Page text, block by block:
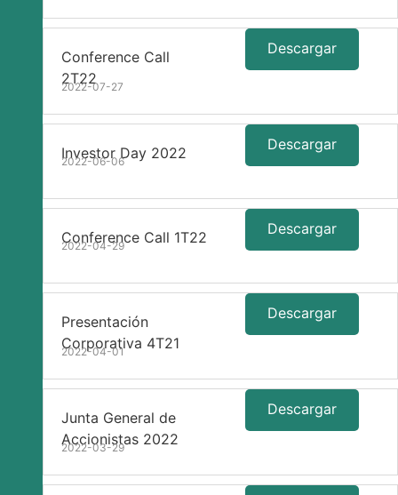
Conference Call
2T22
2022-07-27
Descargar
Investor Day 2022
2022-06-06
Descargar
Conference Call 1T22
2022-04-29
Descargar
Presentación
Corporativa 4T21
2022-04-01
Descargar
Junta General de
Accionistas 2022
2022-03-29
Descargar